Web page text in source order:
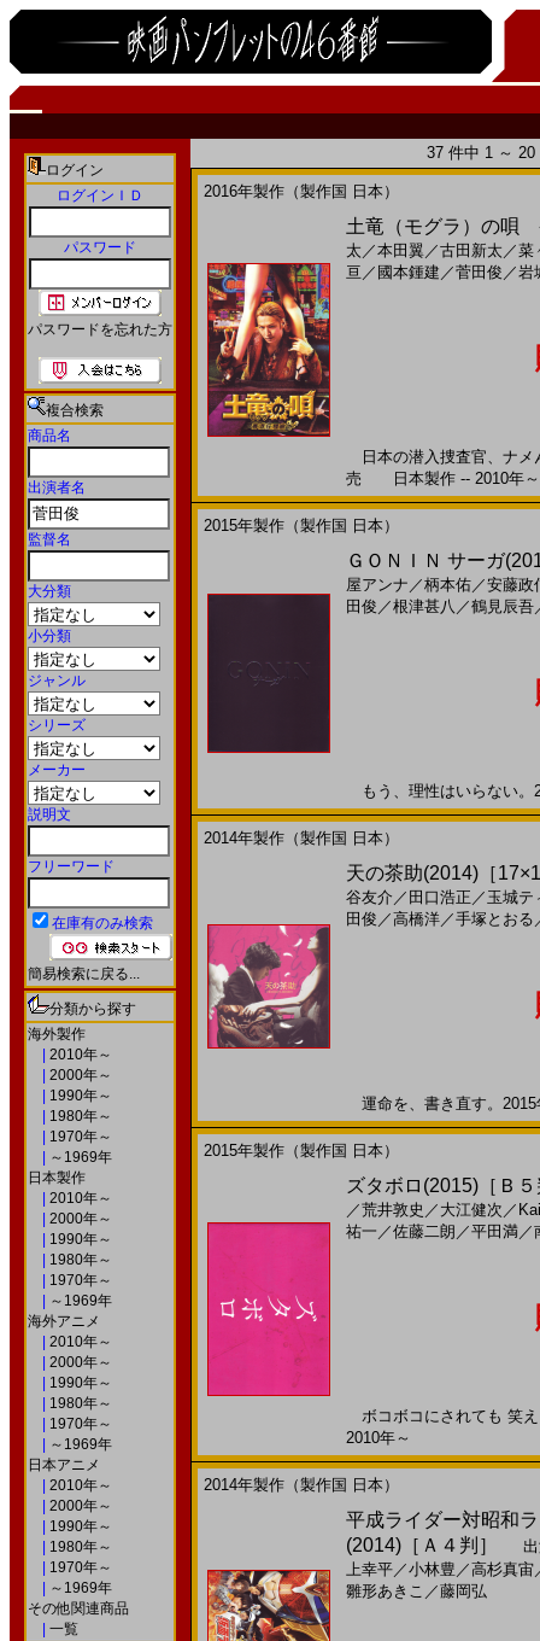
ログイン
ログインＩＤ
パスワード
パスワードを忘れた方
複合検索
商品名
出演者名
監督名
大分類
小分類
ジャンル
シリーズ
メーカー
説明文
フリーワード
在庫有のみ検索
簡易検索に戻る...
分類から探す
海外製作
2010年～
2000年～
1990年～
1980年～
1970年～
～1969年
日本製作
2010年～
2000年～
1990年～
1980年～
1970年～
～1969年
海外アニメ
2010年～
2000年～
1990年～
1980年～
1970年～
～1969年
日本アニメ
2010年～
2000年～
1990年～
1980年～
1970年～
～1969年
その他関連商品
一覧
37 件中 1 ～
2016年製作（製作国 日本）
土竜（モグラ）の唄
太 ／本田翼／古田新太 ／菜
亘 ／ 國本鍾建 ／菅田俊 ／岩
日本の潜入捜査官、ナ
売 日本製作 -- 2010年～
2015年製作（製作国 日本）
ＧＯＮＩＮ サーガ
屋アンナ ／柄本佑／安藤政
田俊 ／根津甚八 ／鶴見辰吾
もう、理性はいらない
2014年製作（製作国 日本）
天の茶助(2014)［
谷友介 ／ 田口浩正 ／ 玉城テ
田俊 ／高橋洋／手塚とおる
運命を、書き直す。
2015年製作（製作国 日本）
ズタボロ(2015)［Ｂ
／荒井敦史 ／ 大江健次 ／
祐一 ／佐藤二朗 ／平田満／
ボコボコにされても 笑
2010年～
2014年製作（製作国 日本）
平成ライダー対昭和
(2014)［Ａ４判］
出
上幸平／小林豊 ／高杉真宙
雛形あきこ ／藤岡弘